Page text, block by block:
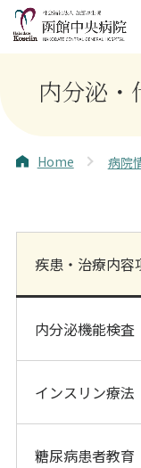
内分泌・
Home 病院
疾患・治療内容
内分泌機能検査
インスリン療法
糖尿病患者教育